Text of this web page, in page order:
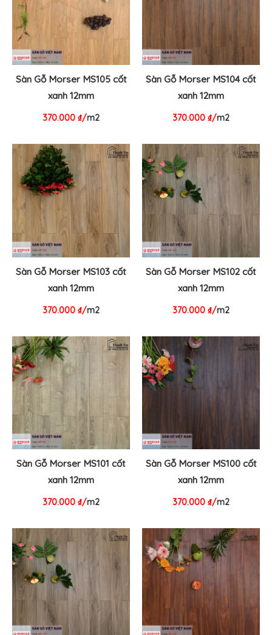
Sàn Gỗ Morser MS105 cốt
xanh 12mm
370.000 ₫/m2
Sàn Gỗ Morser MS104 cốt
xanh 12mm
370.000 ₫/m2
Sàn Gỗ Morser MS103 cốt
xanh 12mm
370.000 ₫/m2
Sàn Gỗ Morser MS102 cốt
xanh 12mm
370.000 ₫/m2
Sàn Gỗ Morser MS101 cốt
xanh 12mm
370.000 ₫/m2
Sàn Gỗ Morser MS100 cốt
xanh 12mm
370.000 ₫/m2